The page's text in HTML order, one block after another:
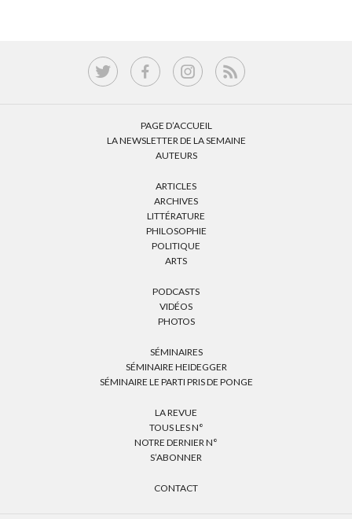
PAGE D’ACCUEIL
LA NEWSLETTER DE LA SEMAINE
AUTEURS
ARTICLES
ARCHIVES
LITTÉRATURE
PHILOSOPHIE
POLITIQUE
ARTS
PODCASTS
VIDÉOS
PHOTOS
SÉMINAIRES
SÉMINAIRE HEIDEGGER
SÉMINAIRE LE PARTI PRIS DE PONGE
LA REVUE
TOUS LES N°
NOTRE DERNIER N°
S’ABONNER
CONTACT